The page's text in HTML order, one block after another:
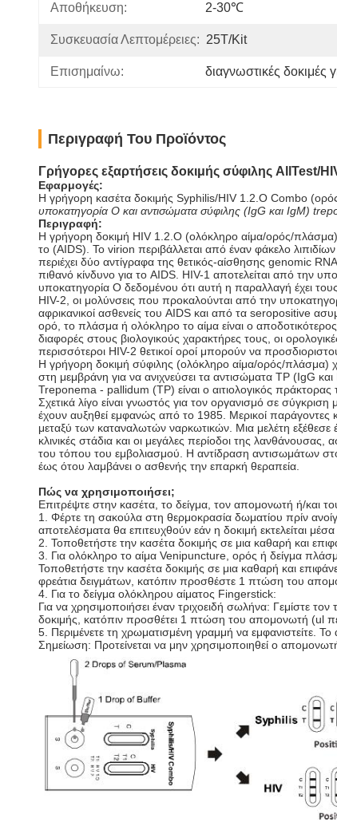
Αποθήκευση: 2-30℃
Συσκευασία Λεπτομέρειες: 25T/Kit
Επισημαίνω: διαγνωστικές δοκιμές
Περιγραφή Του Προϊόντος
Γρήγορες εξαρτήσεις δοκιμής σύφιλης AllTest/
Εφαρμογές:
Η γρήγορη κασέτα δοκιμής Syphilis/HIV 1.2.O Combo
υποκατηγορία Ο και αντισώματα σύφιλης (IgG και IgM)
Περιγραφή:
Η γρήγορη δοκιμή HIV 1.2.O (ολόκληρο αίμα/ορός/
το (AIDS). Το virion περιβάλλεται από έναν φάκελο
περιέχει δύο αντίγραφα της θετικός-αίσθησης genomic
πιθανό κίνδυνο για το AIDS. HIV-1 αποτελείται από την
υποκατηγορία Ο δεδομένου ότι αυτή η παραλλαγή έχει
HIV-2, οι μολύνσεις που προκαλούνται από την
αφρικανικοί ασθενείς του AIDS και από τα seropositive
ορό, το πλάσμα ή ολόκληρο το αίμα είναι ο
διαφορές στους βιολογικούς χαρακτήρες τους, οι
περισσότεροι HIV-2 θετικοί οροί μπορούν να
Η γρήγορη δοκιμή σύφιλης (ολόκληρο αίμα/ορός/πλάσμα)
στη μεμβράνη για να ανιχνεύσει τα αντισώματα TP (IgG
Treponema - pallidum (TP) είναι ο αιτιολογικός
Σχετικά λίγο είναι γνωστός για τον οργανισμό σε
έχουν αυξηθεί εμφανώς από το 1985. Μερικοί παράγοντες
μεταξύ των καταναλωτών ναρκωτικών. Μια μελέτη εξέθεσε
κλινικές στάδια και οι μεγάλες περίοδοι της
του τόπου του εμβολιασμού. Η αντίδραση αντισωμάτων στο
έως ότου λαμβάνει ο ασθενής την επαρκή θεραπεία.
Πώς να χρησιμοποιήσει;
Επιτρέψτε στην κασέτα, το δείγμα, τον απομονωτή ή/και
1. Φέρτε τη σακούλα στη θερμοκρασία δωματίου πρίν
αποτελέσματα θα επιτευχθούν εάν η δοκιμή εκτελείται
2. Τοποθετήστε την κασέτα δοκιμής σε μια καθαρή και
3. Για ολόκληρο το αίμα Venipuncture, ορός ή δείγμα
Τοποθετήστε την κασέτα δοκιμής σε μια καθαρή και
φρεάτια δειγμάτων, κατόπιν προσθέστε 1 πτώση του
4. Για το δείγμα ολόκληρου αίματος Fingerstick:
Για να χρησιμοποιήσει έναν τριχοειδή σωλήνα: Γεμίστε
δοκιμής, κατόπιν προσθέτει 1 πτώση του απομονωτή (ul
5. Περιμένετε τη χρωματισμένη γραμμή να εμφανιστείτε.
Σημείωση: Προτείνεται να μην χρησιμοποιηθεί ο